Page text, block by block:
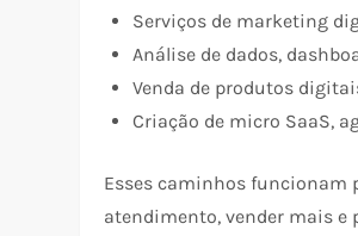
Serviços de marketing
Análise de dados,
Venda de produtos
Criação de micro SaaS,
Esses caminhos funcionam
atendimento, vender mais e